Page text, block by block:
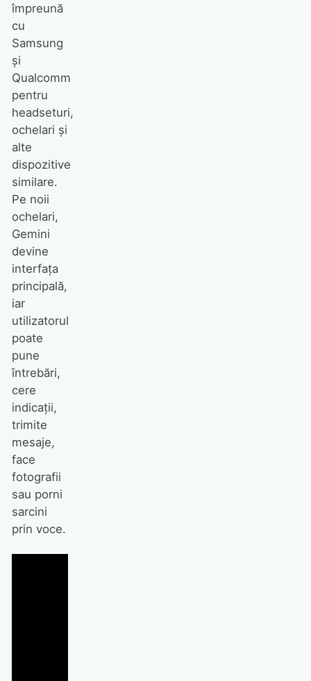
împreună
cu
Samsung
și
Qualcomm
pentru
headseturi,
ochelari și
alte
dispozitive
similare.
Pe noii
ochelari,
Gemini
devine
interfața
principală,
iar
utilizatorul
poate
pune
întrebări,
cere
indicații,
trimite
mesaje,
face
fotografii
sau porni
sarcini
prin voce.